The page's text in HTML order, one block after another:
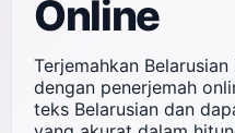
Online
Terjemahkan
dengan penerjemah
teks Belarusian dan